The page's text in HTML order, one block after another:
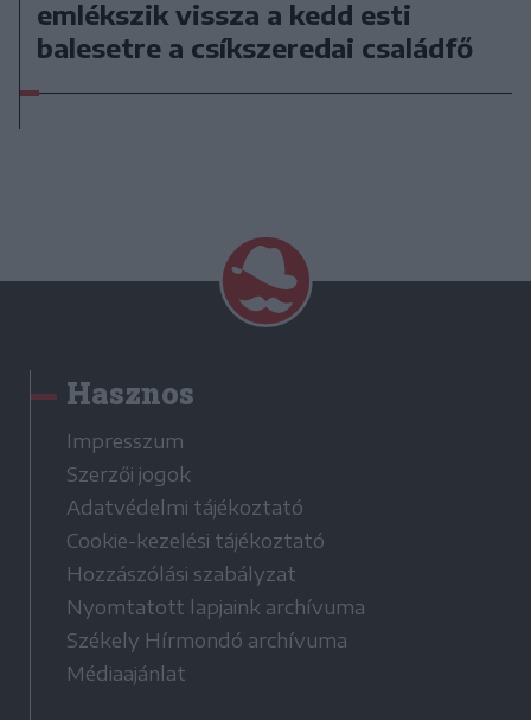
emlékszik vissza a kedd esti
balesetre a csíkszeredai családfő
Hasznos
Impresszum
Szerzői jogok
Adatvédelmi tájékoztató
Cookie-kezelési tájékoztató
Hozzászólási szabályzat
Nyomtatott lapjaink archívuma
Székely Hírmondó archívuma
Médiaajánlat